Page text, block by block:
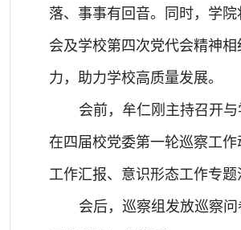
落、事事有回音。同时，学
会及学校第四次党代会精神
力，助力学校高质量发展。
会前，牟仁刚主持召开
在四届校党委第一轮巡察工
工作汇报、意识形态工作专题
会后，巡察组发放巡察